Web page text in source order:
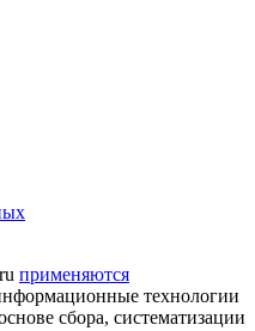
применяются
технологии
сбора, систематизации